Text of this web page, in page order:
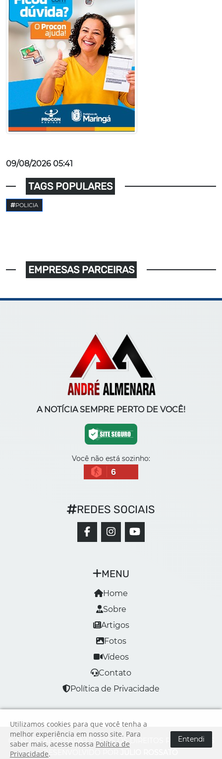
09/08/2026 05:41
TAGS POPULARES
POLICIA
EMPRESAS PARCEIRAS
A NOTÍCIA SEMPRE PERTO DE VOCÊ!
Você não está sozinho:
6
MENU
Home
Sobre
Artigos
Fotos
Vídeos
Contato
Política de Privacidade
REDES SOCIAIS
© ANDRÉ ALMENARA | TODOS OS DIREITOS RESERVADOS
DESENVOLVIDO POR
Utilizamos cookies para que você tenha a
melhor experiência em nosso site. Para
saber mais, acesse nossa Política de
Privacidade.
Entendi